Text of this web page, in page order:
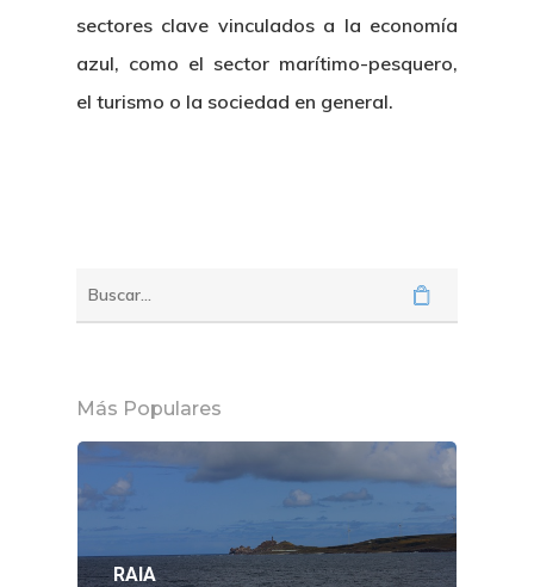
sectores clave vinculados a la economía
azul, como el sector marítimo-pesquero,
el turismo o la sociedad en general.
Más Populares
RAIA